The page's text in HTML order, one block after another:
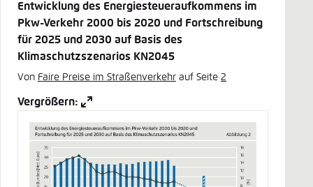
Entwicklung des Energiesteueraufkommens im
Pkw-Verkehr 2000 bis 2020 und Fortschreibung
für 2025 und 2030 auf Basis des
Klimaschutzszenarios KN2045
Von Faire Preise im Straßenverkehr auf Seite 2
Vergrößern: